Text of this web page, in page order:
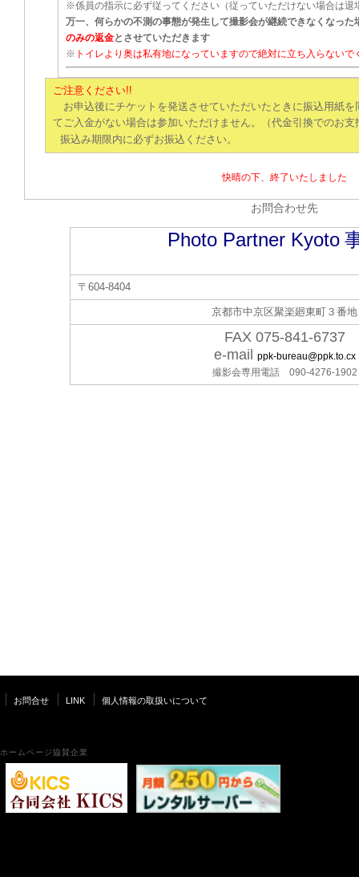
※係員の指示に必ず従ってください（従っていただけない場合は退
万一、何らかの不測の事態が発生して撮影会が継続できなくなった
のみの返金とさせていただきます
※ トイレより奥は私有地になっていますので絶対に立ち入らないで
ご注意ください!!
お申込後にチケットを発送させていただいたときに振込用紙
てご入金がない場合は参加いただけません。（代金引換でのお支
振込み期限内に必ずお振込ください。
快晴の下、終了いたしました
お問合わせ先
Photo Partner Kyoto
〒 604-8404
京都市中京区聚楽廻東町３番地
FAX 075-841-6737
e-mail
ppk-bureau@ppk.to.cx
撮影会専用電話 090-4276-1902
お問合せ LINK 個人情報の取扱いについて
ホームページ協賛企業